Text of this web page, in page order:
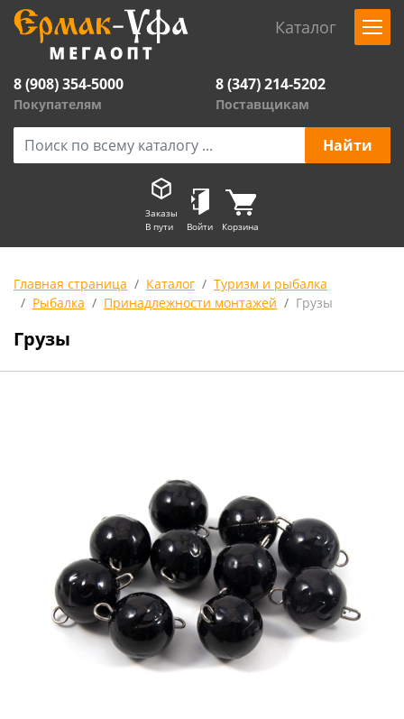
Каталог
8 (908) 354-5000
Покупателям
8 (347) 214-5202
Поставщикам
Заказы
В пути
Войти Корзина
Главная страница Каталог
Туризм и рыбалка
Рыбалка
Принадлежности монтажей Грузы
Грузы